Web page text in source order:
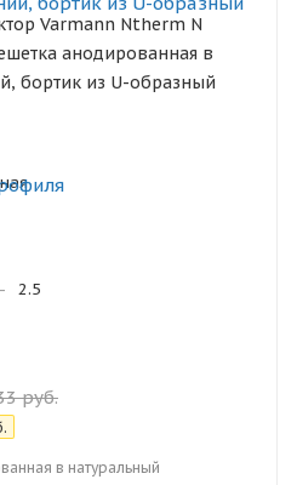
Varmann Ntherm N
анодированная в
бортик из U-образный
2.5
руб.
в натуральный